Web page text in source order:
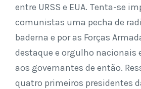
entre URSS e EUA. Tenta-se
comunistas uma pecha de
baderna e por as Forças
destaque e orgulho nacionais
aos governantes de então.
quatro primeiros presidentes